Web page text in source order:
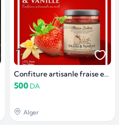
Confiture artisanle fraise et vanille
500 DA
Alger